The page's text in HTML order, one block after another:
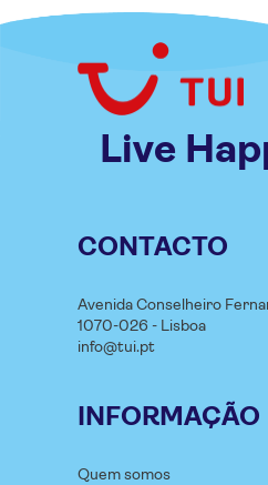
Live
CONTACTO
Avenida Conselheiro
1070-026 - Lisboa
info@tui.pt
INFORMAÇÃO
Quem somos